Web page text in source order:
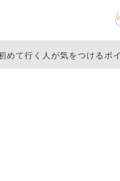
めて行く人が気をつけるポ